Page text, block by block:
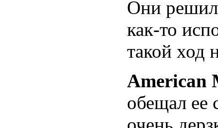
Они
как-то
такой ход
American
обещал ее